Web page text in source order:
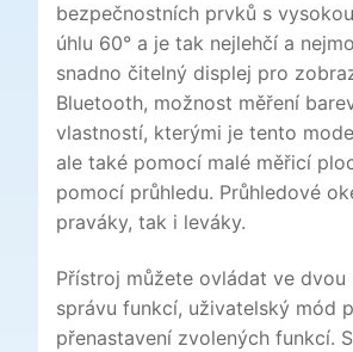
bezpečnostních prvků s
úhlu 60° a je tak nejlehčí a
snadno čitelný displej pro
Bluetooth, možnost měření
vlastností, kterými je tento
ale také pomocí malé měřicí
pomocí průhledu. Průhledové
praváky, tak i leváky.
Přístroj můžete ovládat ve
správu funkcí, uživatelský mód
přenastavení zvolených funkcí.